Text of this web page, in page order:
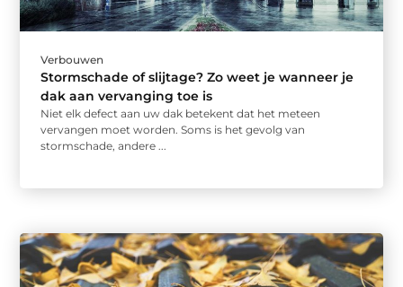
Verbouwen
Stormschade of slijtage? Zo weet je wanneer je
dak aan vervanging toe is
Niet elk defect aan uw dak betekent dat het meteen
vervangen moet worden. Soms is het gevolg van
stormschade, andere ...